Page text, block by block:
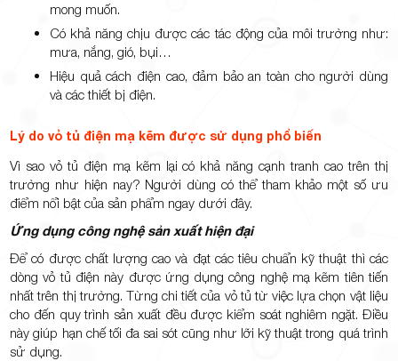
mong muốn.
Có khả năng chịu được các tác động của môi trường như:
mưa, nắng, gió, bụi…
Hiệu quả cách điện cao, đảm bảo an toàn cho người dùng
và các thiết bị điện.
Lý do vỏ tủ điện mạ kẽm được sử dụng phổ biến
Vì sao vỏ tủ điện mạ kẽm lại có khả năng cạnh tranh cao trên thị
trường như hiện nay? Người dùng có thể tham khảo một số ưu
điểm nổi bật của sản phẩm ngay dưới đây.
Ứng dụng công nghệ sản xuất hiện đại
Để có được chất lượng cao và đạt các tiêu chuẩn kỹ thuật thì các
dòng vỏ tủ điện này được ứng dụng công nghệ mạ kẽm tiên tiến
nhất trên thị trường. Từng chi tiết của vỏ tủ từ việc lựa chọn vật liệu
cho đến quy trình sản xuất đều được kiểm soát nghiêm ngặt. Điều
này giúp hạn chế tối đa sai sót cũng như lỡi kỹ thuật trong quá trình
sử dụng.